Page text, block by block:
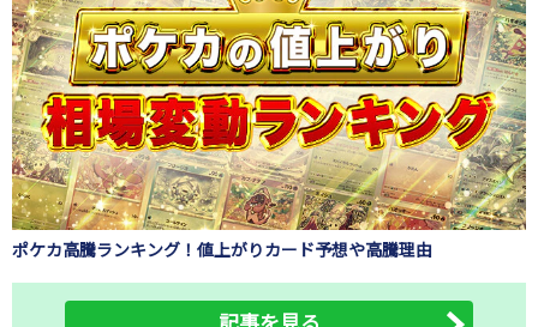
ポケカ高騰ランキング！値上がりカード予想や高騰理由